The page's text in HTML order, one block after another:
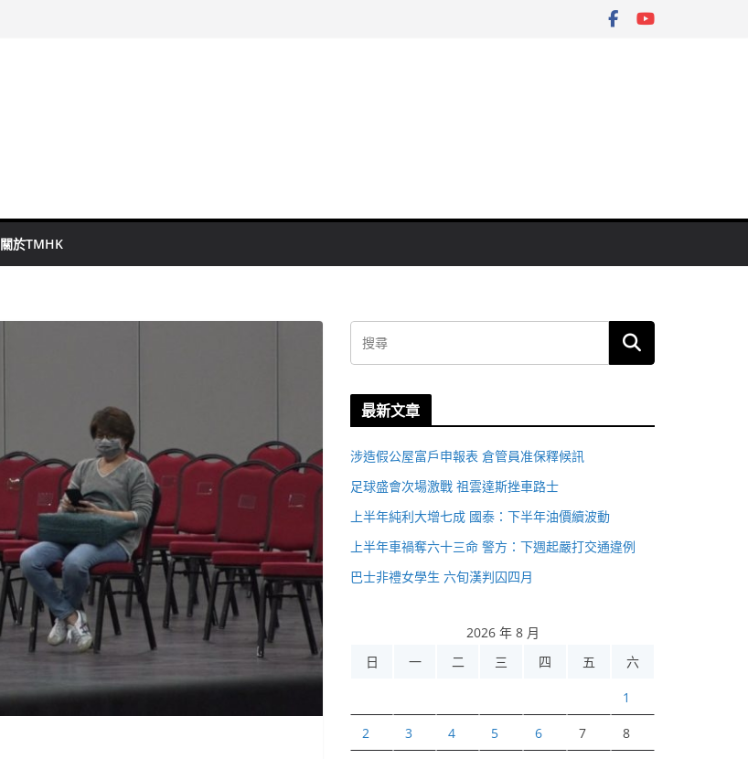
關於TMHK
最新文章
涉造假公屋富戶申報表 倉管員准保釋候訊
足球盛會次場激戰 祖雲達斯挫車路士
上半年純利大增七成 國泰：下半年油價續波動
上半年車禍奪六十三命 警方：下週起嚴打交通違例
巴士非禮女學生 六旬漢判囚四月
2026 年 8 月
日
一 二 三 四 五 六
1
2 3 4 5 6 7 8